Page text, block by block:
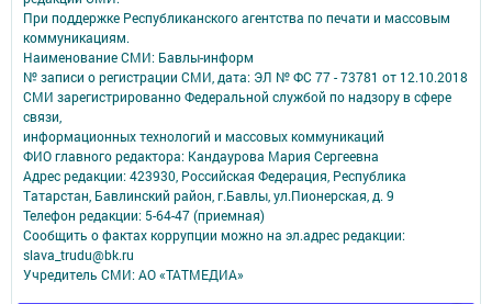
При поддержке Республиканского агентства по печати и массовым
коммуникациям.
Наименование СМИ: Бавлы-информ
№ записи о регистрации СМИ, дата: ЭЛ № ФС 77 - 73781 от 12.10.2018
СМИ зарегистрированно Федеральной службой по надзору в сфере
связи,
информационных технологий и массовых коммуникаций
ФИО главного редактора: Кандаурова Мария Сергеевна
Адрес редакции: 423930, Российская Федерация, Республика
Татарстан, Бавлинский район, г.Бавлы, ул.Пионерская, д. 9
Телефон редакции: 5-64-47 (приемная)
Сообщить о фактах коррупции можно на эл.адрес редакции:
slava_trudu@bk.ru
Учредитель СМИ: АО «ТАТМЕДИА»